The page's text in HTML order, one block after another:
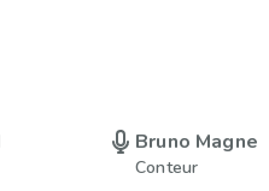
Bruno Magne
Conteur